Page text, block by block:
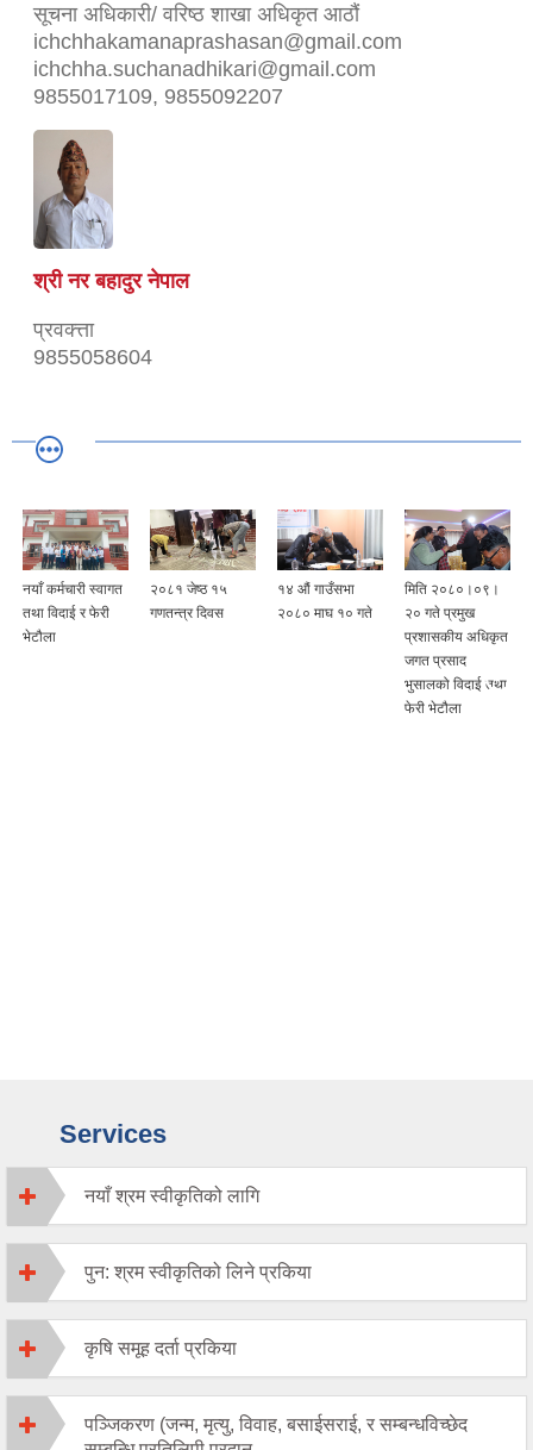
सूचना अधिकारी/ वरिष्ठ शाखा अधिकृत आठौं
ichchhakamanaprashasan@gmail.com
ichchha.suchanadhikari@gmail.com
9855017109, 9855092207
श्री नर बहादुर नेपाल
प्रवक्त्ता
9855058604
नयाँ कर्मचारी स्वागत
तथा विदाई र फेरी
भेटौला
२०८१ जेष्ठ १५
गणतन्त्र दिवस
१४ औं गाउँसभा
२०८० माघ १० गते
मिति २०८०।०९।
२० गते प्रमुख
प्रशासकीय अधिकृत
जगत प्रसाद
भुसालको विदाई तथा
फेरी भेटौला
Services
नयाँ श्रम स्वीकृतिको लागि
पुन: श्रम स्वीकृतिको लिने प्रकिया
कृषि समूह दर्ता प्रकिया
पञ्जिकरण (जन्म, मृत्यु, विवाह, बसाईसराई, र सम्बन्धविच्छेद